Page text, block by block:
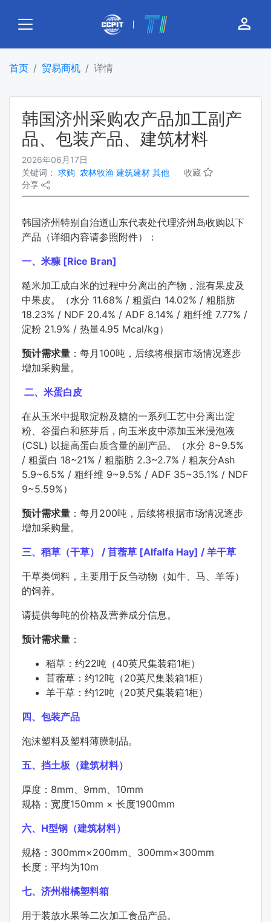
person_outline
首页 贸易商机 详情
韩国济州采购农产品加工副产
品、包装产品、建筑材料
2026年06月17日
关键词： 求购 农林牧渔 建筑建材 其他
收藏
分享
韩国济州特别自治道山东代表处代理济州岛收购以下
产品（详细内容请参照附件）：
一、 米糠 [Rice Bran]
糙米加工成白米的过程中分离出的产物，混有果皮及
中果皮。（水分 11.68% / 粗蛋白 14.02% / 粗脂肪
18.23% / NDF 20.4% / ADF 8.14% / 粗纤维 7.77% /
淀粉 21.9% / 热量4.95 Mcal/kg）
预计需求量 ：每月100吨，后续将根据市场情况逐步
增加采购量。
二、 米蛋白皮
在从玉米中提取淀粉及糖的一系列工艺中分离出淀
粉、谷蛋白和胚芽后，向玉米皮中添加玉米浸泡液
(CSL) 以提高蛋白质含量的副产品。（水分 8~9.5%
/ 粗蛋白 18~21% / 粗脂肪 2.3~2.7% / 粗灰分Ash
5.9~6.5% / 粗纤维 9~9.5% / ADF 35~35.1% / NDF
9~5.59%）
预计需求量 ：每月200吨，后续将根据市场情况逐步
增加采购量。
三、稻草（干草） / 苜蓿草 [Alfalfa Hay] / 羊干草
干草类饲料，主要用于反刍动物（如牛、马、羊等）
的饲养。
请提供每吨的价格及营养成分信息。
预计需求量 ：
稻草：约22吨（40英尺集装箱1柜）
苜蓿草：约12吨（20英尺集装箱1柜）
羊干草：约12吨（20英尺集装箱1柜）
四、包装产品
泡沫塑料及塑料薄膜制品。
五、挡土板（建筑材料）
厚度：8mm、9mm、10mm
规格：宽度150mm × 长度1900mm
六、H型钢（建筑材料）
规格：300mm×200mm、300mm×300mm
长度：平均为10m
七、济州柑橘塑料箱
用于装放水果等二次加工食品产品。